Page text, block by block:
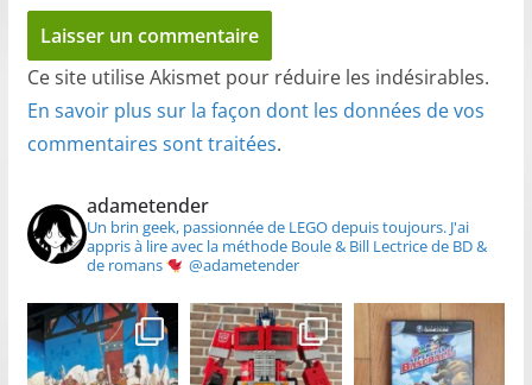
Ce site utilise Akismet pour réduire les indésirables.
En savoir plus sur la façon dont les données de vos
commentaires sont traitées.
adametender
Un brin geek, passionnée de LEGO depuis toujours.J'ai
appris à lire avec la méthode Boule & Bill Lectrice de BD &
de romans
@adametender